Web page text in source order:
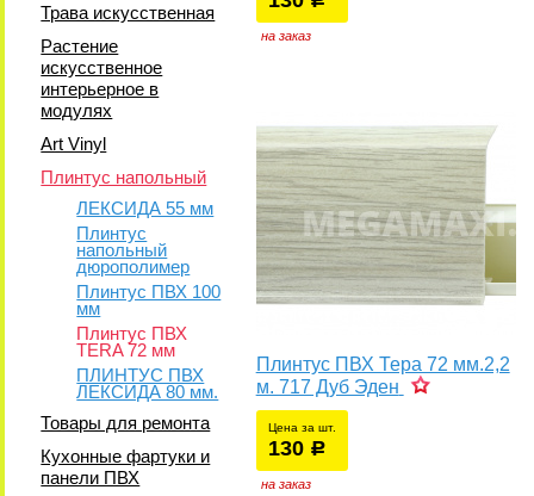
Трава искусственная
Растение
искусственное
интерьерное в
модулях
Art Vinyl
Плинтус напольный
ЛЕКСИДА 55 мм
Плинтус
напольный
дюрополимер
Плинтус ПВХ 100
мм
Плинтус ПВХ
TERA 72 мм
ПЛИНТУС ПВХ
ЛЕКСИДА 80 мм.
Товары для ремонта
Кухонные фартуки и
панели ПВХ
на заказ
Плинтус ПВХ Тера 72 мм.2,2
м. 717 Дуб Эден
Цена за шт.
130 р
на заказ